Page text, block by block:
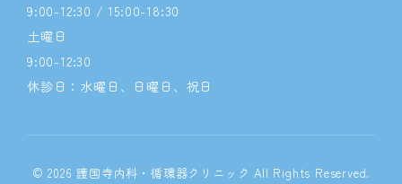
9:00-12:30 / 15:00-18:30
土曜日
9:00-12:30
休診日：水曜日、日曜日、祝日
© 2026 護国寺内科・循環器クリニック All Rights Reserved.